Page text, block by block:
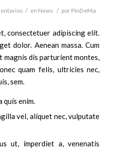
/ en News / por PinDeMa
consectetuer adipiscing elit.
dolor. Aenean massa. Cum
magnis dis parturient montes,
quam felis, ultricies nec,
sem.
quis enim.
vel, aliquet nec, vulputate
ut, imperdiet a, venenatis